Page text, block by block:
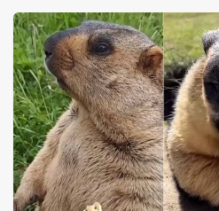
見大型貓科動物不同於兇
過，動物行為專家也提醒
個案，與園內長期共同飼
環境有關，並不能據此推
情況下都能和平相處，更
獅虎相遇也會出現相同行
代流傳的待客文化，以及
人」的樸實價值觀。 影片曝光後，不少網友留
言表示，「孩子沒有任何
送給別人」、「這份真誠
貴」、「看見最單純的人
正因為這樣毫不做作的熱
自走訪新疆，感受當地的人文
的小羊，新疆近年也推出
計的「富貴小羊」文創玩
愛。玩偶以圓滾滾的羊身
愛表情為設計特色，融入
寓意，象徵平安、幸福與
笑稱「孩子騎出了汗血寶
汗血寶馬的氣勢」，更替
的趣味稱號。 據《新京報》報導，男童父親表
示，這隻羊已飼養約4年
伴左右，彼此感情深厚。
便喜歡騎著牠在鄉間玩耍
密的玩伴。由於羊兒從小
重與動作，因此能夠平穩
激烈掙扎。 據了解，這隻羊屬於內蒙耐寒肉羊
品種，體型健壯、腰背較
高於8歲男童，因此短時